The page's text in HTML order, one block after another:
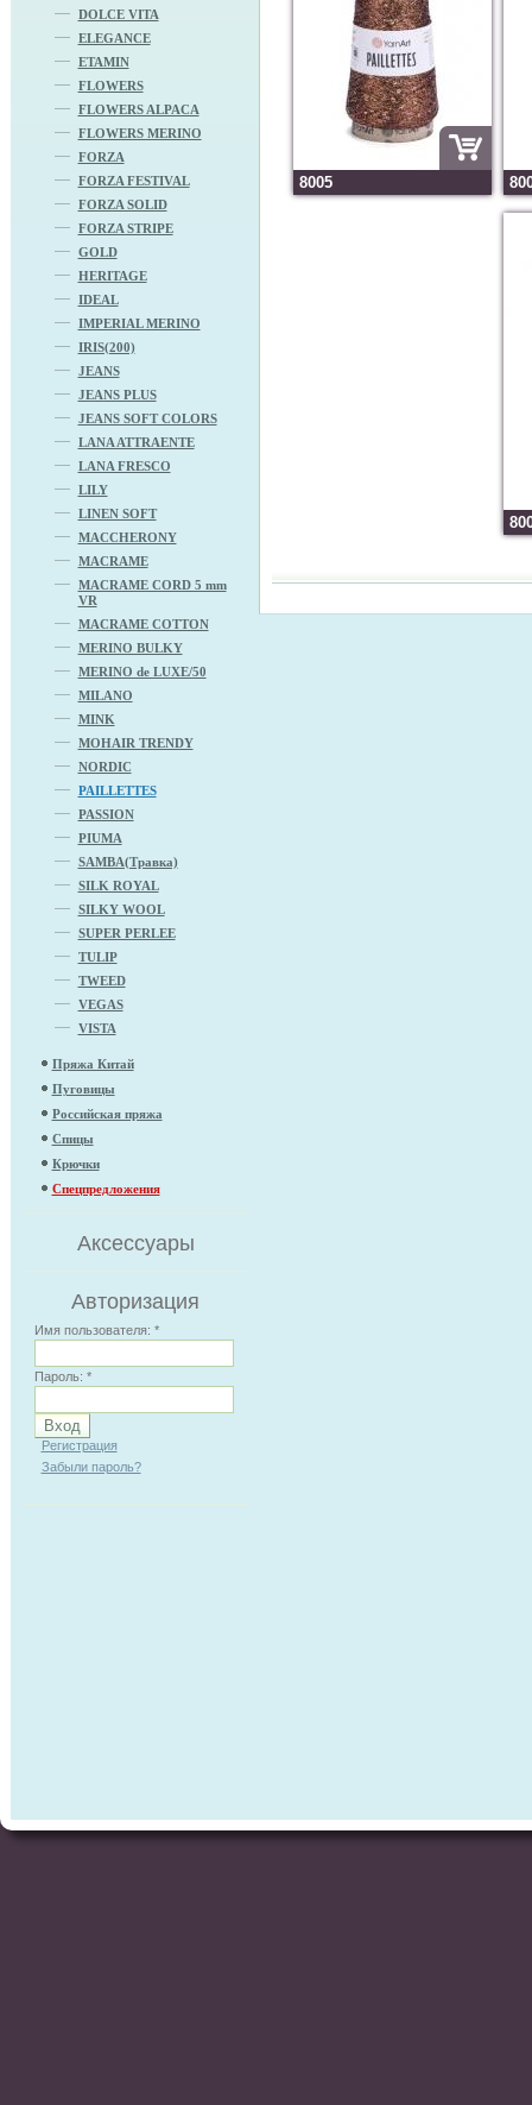
DOLCE VITA
ELEGANCE
ETAMIN
FLOWERS
FLOWERS ALPACA
FLOWERS MERINO
FORZA
FORZA FESTIVAL
FORZA SOLID
FORZA STRIPE
GOLD
HERITAGE
IDEAL
IMPERIAL MERINO
IRIS(200)
JEANS
JEANS PLUS
JEANS SOFT COLORS
LANA ATTRAENTE
LANA FRESCO
LILY
LINEN SOFT
MACCHERONY
MACRAME
MACRAME CORD 5 mm
VR
MACRAME COTTON
MERINO BULKY
MERINO de LUXE/50
MILANO
MINK
MOHAIR TRENDY
NORDIC
PAILLETTES
PASSION
PIUMA
SAMBA(Травка)
SILK ROYAL
SILKY WOOL
SUPER PERLEE
TULIP
TWEED
VEGAS
VISTA
Пряжа Китай
Пуговицы
Российская пряжа
Спицы
Крючки
Спецпредложения
Аксессуары
Авторизация
Имя пользователя: *
Пароль: *
Регистрация
Забыли пароль?
8005